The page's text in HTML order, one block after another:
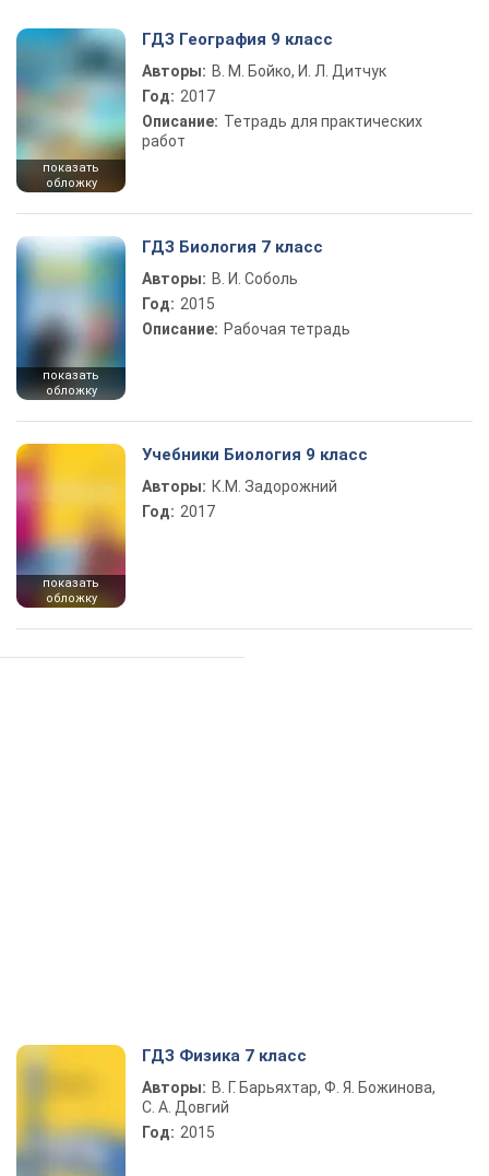
показать
обложку
ГДЗ География 9 класс
Авторы: В. М. Бойко, И. Л. Дитчук
Год: 2017
Описание: Тетрадь для практических
работ
показать
обложку
ГДЗ Биология 7 класс
Авторы: В. И. Соболь
Год: 2015
Описание: Рабочая тетрадь
показать
обложку
Учебники Биология 9 класс
Авторы: К.М. Задорожний
Год: 2017
ГДЗ Физика 7 класс
Авторы: В. Г. Барьяхтар, Ф. Я. Божинова,
С. А. Довгий
Год: 2015